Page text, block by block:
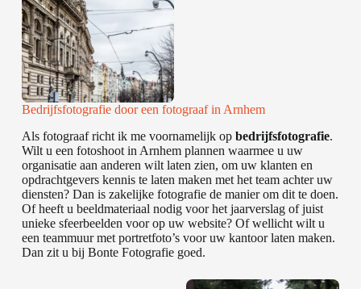
Bedrijfsfotografie door een fotograaf in Arnhem
Als fotograaf richt ik me voornamelijk op bedrijfsfotografie.
Wilt u een fotoshoot in Arnhem plannen waarmee u uw
organisatie aan anderen wilt laten zien, om uw klanten en
opdrachtgevers kennis te laten maken met het team achter uw
diensten? Dan is zakelijke fotografie de manier om dit te doen.
Of heeft u beeldmateriaal nodig voor het jaarverslag of juist
unieke sfeerbeelden voor op uw website? Of wellicht wilt u
een teammuur met portretfoto’s voor uw kantoor laten maken.
Dan zit u bij Bonte Fotografie goed.